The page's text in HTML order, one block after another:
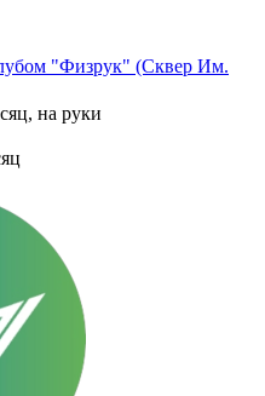
"Физрук" (Сквер Им.
на руки